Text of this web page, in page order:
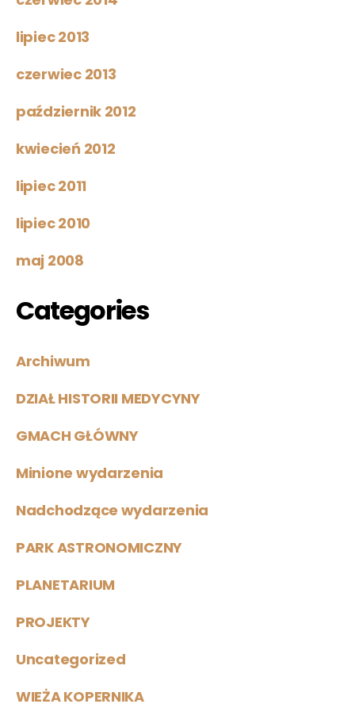
lipiec 2013
czerwiec 2013
październik 2012
kwiecień 2012
lipiec 2011
lipiec 2010
maj 2008
Categories
Archiwum
DZIAŁ HISTORII MEDYCYNY
GMACH GŁÓWNY
Minione wydarzenia
Nadchodzące wydarzenia
PARK ASTRONOMICZNY
PLANETARIUM
PROJEKTY
Uncategorized
WIEŻA KOPERNIKA